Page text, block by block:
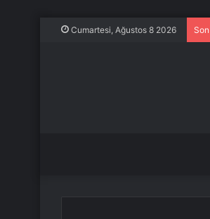
Cumartesi, Ağustos 8 2026